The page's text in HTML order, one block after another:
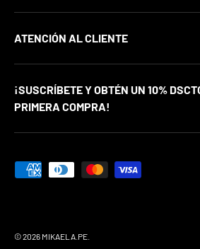
ATENCIÓN AL CLIENTE
¡SUSCRÍBETE Y OBTÉN UN 10%
PRIMERA COMPRA!
Formas de pago aceptadas
© 2026 MIKAELA.PE